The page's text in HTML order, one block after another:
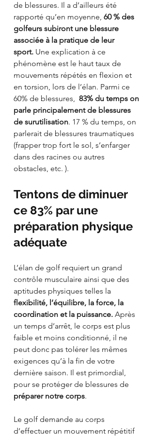
de blessures. Il a d’ailleurs été
rapporté qu’en moyenne, 60 % des
golfeurs subiront une blessure
associée à la pratique de leur
sport. Une explication à ce
phénomène est le haut taux de
mouvements répétés en flexion et
en torsion, lors de l’élan. Parmi ce
60% de blessures, 83% du temps on
parle principalement de blessures
de surutilisation. 17 % du temps, on
parlerait de blessures traumatiques
(frapper trop fort le sol, s’enfarger
dans des racines ou autres
obstacles, etc. ).
Tentons de diminuer
ce 83% par une
préparation physique
adéquate
L’élan de golf requiert un grand
contrôle musculaire ainsi que des
aptitudes physiques telles la
flexibilité, l’équilibre, la force, la
coordination et la puissance. Après
un temps d’arrêt, le corps est plus
faible et moins conditionné, il ne
peut donc pas tolérer les mêmes
exigences qu’à la fin de votre
dernière saison. Il est primordial,
pour se protéger de blessures de
préparer notre corps.
Le golf demande au corps
d’effectuer un mouvement répétitif